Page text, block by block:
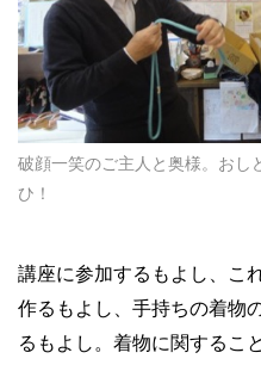
破顔一笑のご主人と奥様。おし
ひ！
講座に参加するもよし、こ
作るもよし、手持ちの着物
るもよし。着物に関するこ